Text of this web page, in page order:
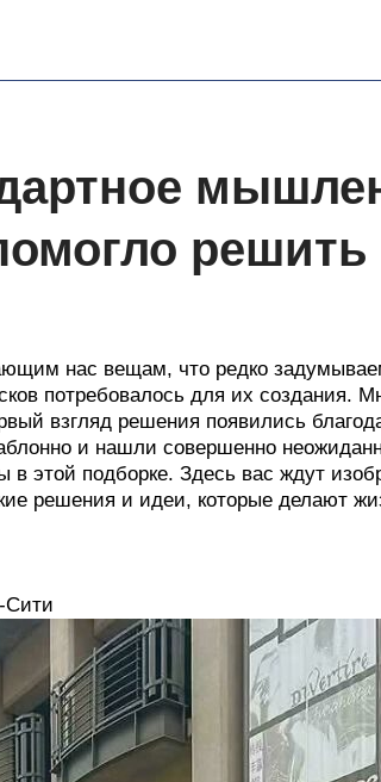
нас вещам, что редко
потребовалось для их создания.
взгляд решения появились
и нашли совершенно
этой подборке. Здесь вас ждут
решения и идеи, которые делают
Сити